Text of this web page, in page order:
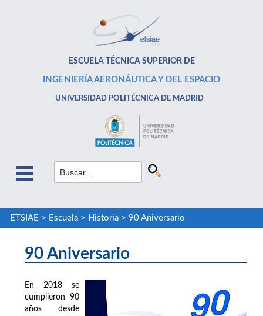
ESCUELA TÉCNICA SUPERIOR DE
INGENIERÍA AERONÁUTICA Y DEL ESPACIO
UNIVERSIDAD POLITÉCNICA DE MADRID
ETSIAE > Escuela> Historia> 90 Aniversario
90 Aniversario
En 2018 se
cumplieron 90
años desde